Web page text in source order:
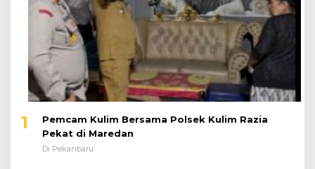
1
Pemcam Kulim Bersama Polsek Kulim Razia
Pekat di Maredan
Di Pekanbaru